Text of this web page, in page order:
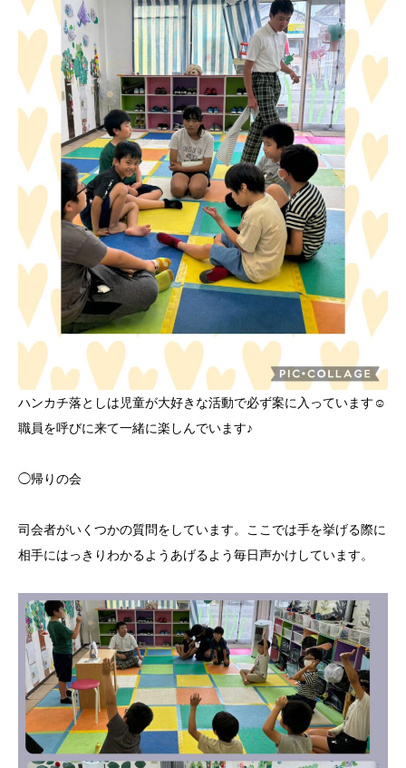
ハンカチ落としは児童が大好きな活動で必ず案に入っています☺️
職員を呼びに来て一緒に楽しんでいます♪
◯帰りの会
司会者がいくつかの質問をしています。ここでは手を挙げる際に
相手にはっきりわかるようあげるよう毎日声かけしています。